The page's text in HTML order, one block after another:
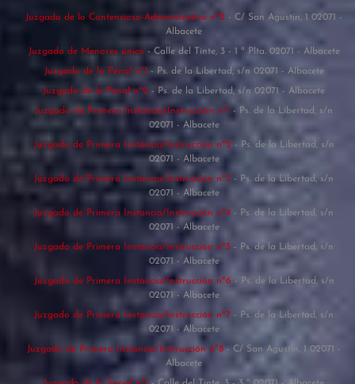
Juzgado de lo Contencioso-Administrativo nº2 - C/ San Agustín, 1 02071 -
Albacete
Juzgado de Menores único - Calle del Tinte, 3 - 1 ª Plta. 02071 - Albacete
Juzgado de lo Penal nº1 - Ps. de la Libertad, s/n 02071 - Albacete
Juzgado de lo Penal nº2 - Ps. de la Libertad, s/n 02071 - Albacete
Juzgado de Primera Instancia/Instrucción nº1 - Ps. de la Libertad, s/n
02071 - Albacete
Juzgado de Primera Instancia/Instrucción nº2 - Ps. de la Libertad, s/n
02071 - Albacete
Juzgado de Primera Instancia/Instrucción nº3 - Ps. de la Libertad, s/n
02071 - Albacete
Juzgado de Primera Instancia/Instrucción nº4 - Ps. de la Libertad, s/n
02071 - Albacete
Juzgado de Primera Instancia/Instrucción nº5 - Ps. de la Libertad, s/n
02071 - Albacete
Juzgado de Primera Instancia/Instrucción nº6 - Ps. de la Libertad, s/n
02071 - Albacete
Juzgado de Primera Instancia/Instrucción nº7 - Ps. de la Libertad, s/n
02071 - Albacete
Juzgado de Primera Instancia/Instrucción nº8- C/ San Agustín, 1 02071 -
Albacete